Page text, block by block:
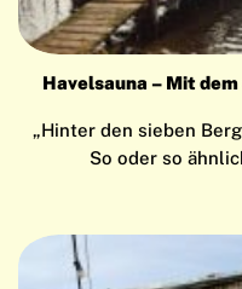
Havelsauna – Mit
„Hinter den sieben
So oder so